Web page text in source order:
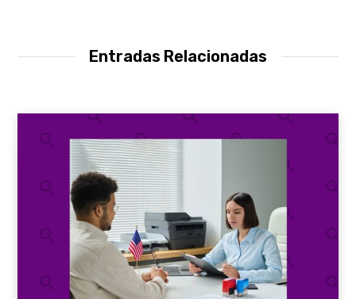
Entradas Relacionadas